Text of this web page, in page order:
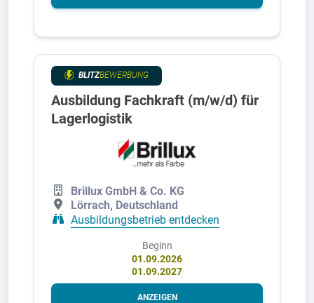
BLITZBEWERBUNG
Ausbildung Fachkraft (m/w/d) für
Lagerlogistik
Brillux GmbH & Co. KG
Lörrach, Deutschland
Ausbildungsbetrieb entdecken
Beginn
01.09.2026
01.09.2027
ANZEIGEN